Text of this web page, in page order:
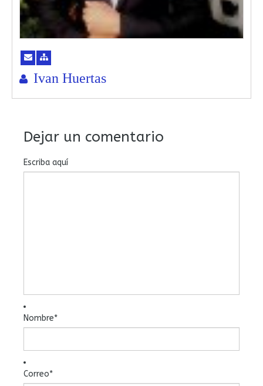
Ivan Huertas
Dejar un comentario
Escriba aquí
Nombre*
Correo*